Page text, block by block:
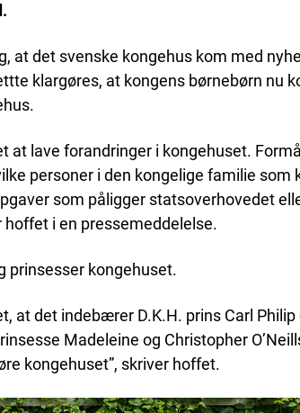
at det svenske kongehus kom med
klargøres, at kongens børnebørn nu
at lave forandringer i kongehuset.
personer i den kongelige familie som
som påligger statsoverhovedet
hoffet i en pressemeddelelse.
prinsesser kongehuset.
at det indebærer D.K.H. prins Carl
Madeleine og Christopher
kongehuset”, skriver hoffet.